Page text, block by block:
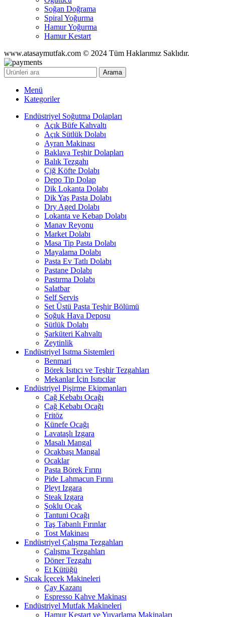
Soğan Doğrama
Spiral Yoğurma
Hamur Yoğurma
Hamur Kestart
www.atasaymutfak.com © 2024 Tüm Haklarımız Saklıdır.
Arama
Menü
Kategoriler
Endüstriyel Soğutma Dolapları
Açık Büfe Kahvaltı
Açık Sütlük Dolabı
Ayran Makinası
Baklava Teşhir Dolapları
Balık Tezgahı
Çiğ Köfte Dolabı
Depo Tip Dolap
Dik Lokanta Dolabı
Dik Yaş Pasta Dolabı
Dry Aged Dolabı
Lokanta ve Kebap Dolabı
Manav Reyonu
Market Dolabı
Masa Tip Pasta Dolabı
Mayalama Dolabı
Pasta Ev Tatlı Dolabı
Pastane Dolabı
Pastırma Dolabı
Salatbar
Self Servis
Set Üstü Pasta Teşhir Bölümü
Soğuk Hava Deposu
Sütlük Dolabı
Şarküteri Kahvaltı
Zeytinlik
Endüstriyel Isıtma Sistemleri
Benmari
Börek Isıtıcı ve Teşhir Tezgahları
Mekanlar İçin Isıtıcılar
Endüstriyel Pişirme Ekipmanları
Cağ Kebabı Ocağı
Cağ Kebabı Ocağı
Fritöz
Künefe Ocağı
Lavataşlı Izgara
Masalı Mangal
Ocakbaşı Mangal
Ocaklar
Pasta Börek Fırını
Pide Lahmacun Fırını
Pleyt Izgara
Steak Izgara
Şoklu Ocak
Tantuni Ocağı
Taş Tabanlı Fırınlar
Tost Makinası
Endüstriyel Çalışma Tezgahları
Çalışma Tezgahları
Döner Tezgahı
Et Kütüğü
Sıcak İçecek Makineleri
Çay Kazanı
Espresso Kahve Makinası
Endüstriyel Mutfak Makineleri
Hamur Kestart ve Yuvarlama Makinaları